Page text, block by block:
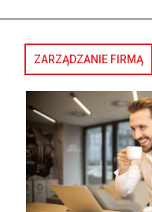
ZARZĄDZANIE FIRMĄ